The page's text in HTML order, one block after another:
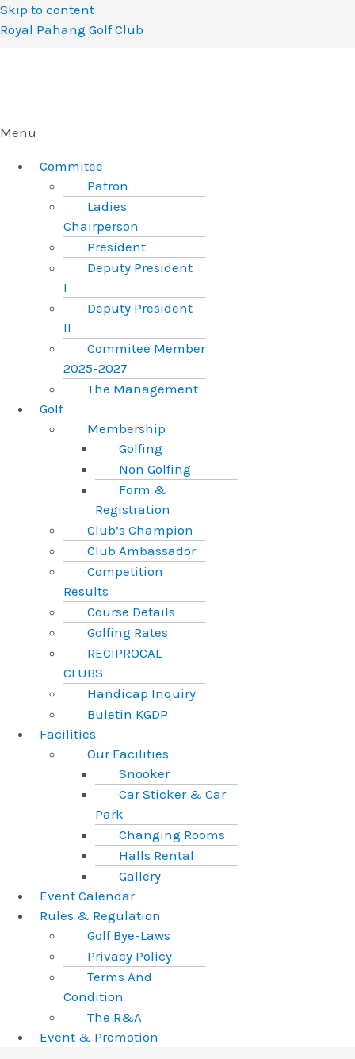
Skip to content
Royal Pahang Golf Club
Menu
Commitee
Patron
Ladies
Chairperson
President
Deputy President
I
Deputy President
II
Commitee Member
2025-2027
The Management
Golf
Membership
Golfing
Non Golfing
Form &
Registration
Club’s Champion
Club Ambassador
Competition
Results
Course Details
Golfing Rates
RECIPROCAL
CLUBS
Handicap Inquiry
Buletin KGDP
Facilities
Our Facilities
Snooker
Car Sticker & Car
Park
Changing Rooms
Halls Rental
Gallery
Event Calendar
Rules & Regulation
Golf Bye-Laws
Privacy Policy
Terms And
Condition
The R&A
Event & Promotion